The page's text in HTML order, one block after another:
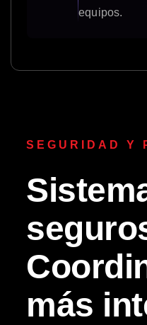
equipos.
SEGURIDAD Y
más